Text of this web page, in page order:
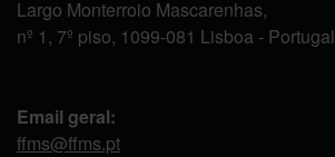
Largo Monterroio Mascarenhas,
nº 1, 7º piso, 1099-081 Lisboa - Portugal
Email geral:
ffms@ffms.pt